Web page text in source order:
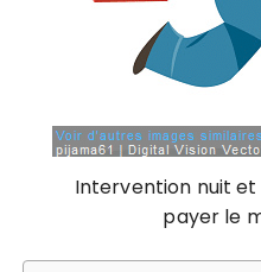
Intervention nuit
payer le